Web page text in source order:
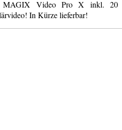
MAGIX Video Pro X inkl. 20
In Kürze lieferbar!